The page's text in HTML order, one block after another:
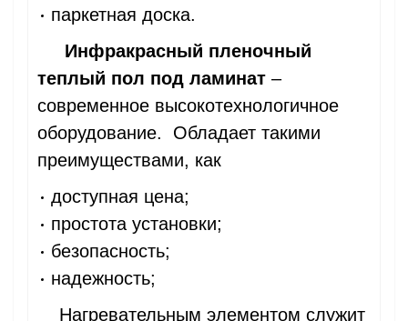
паркетная доска.
Инфракрасный пленочный
теплый пол под ламинат –
современное высокотехнологичное
оборудование. Обладает такими
преимуществами, как
доступная цена;
простота установки;
безопасность;
надежность;
Нагревательным элементом служит